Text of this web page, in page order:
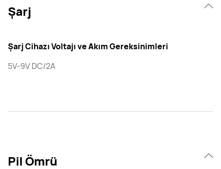
Şarj
Şarj Cihazı Voltajı ve Akım Gereksinimleri
5V-9V DC/2A
Pil Ömrü